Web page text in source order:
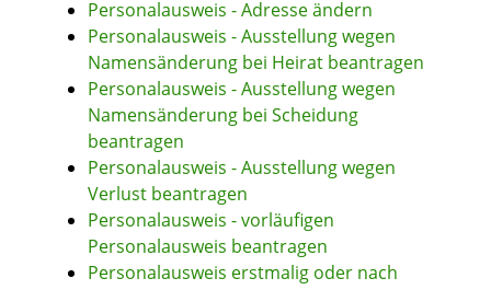
Personalausweis - Adresse ändern
Personalausweis - Ausstellung wegen
Namensänderung bei Heirat beantragen
Personalausweis - Ausstellung wegen
Namensänderung bei Scheidung
beantragen
Personalausweis - Ausstellung wegen
Verlust beantragen
Personalausweis - vorläufigen
Personalausweis beantragen
Personalausweis erstmalig oder nach